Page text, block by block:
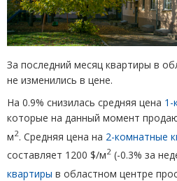
За последний месяц квартиры в
не изменились в цене.
На 0.9% снизилась средняя цена 1-
которые на данный момент
м2. Средняя цена на 2-комнатные
составляет 1200 $/м2 (-0.3% за
квартиры в областном центре